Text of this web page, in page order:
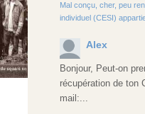
Mal conçu, cher, peu
individuel (CESI)
Alex
Bonjour, Peut-on
récupération de ton
mail:...